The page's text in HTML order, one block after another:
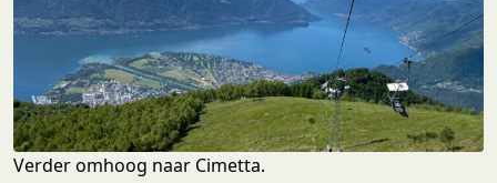
Verder omhoog naar Cimetta.